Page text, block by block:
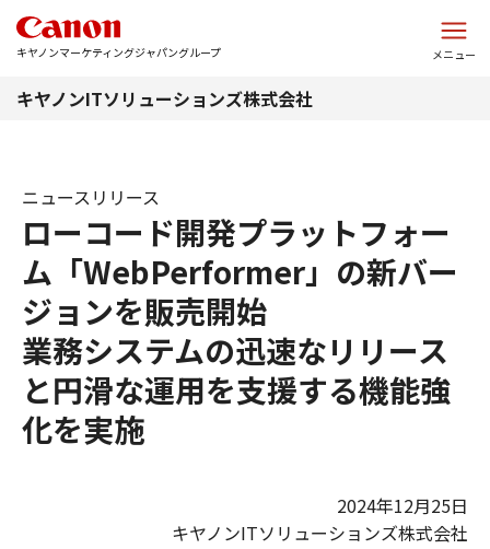
キヤノンマーケティングジャパングループ メニュー
キヤノンITソリューションズ株式会社
ローコード開発プラットフォー
ム「WebPerformer」の新バー
ジョンを販売開始
業務システムの迅速なリリース
と円滑な運用を支援する機能強
化を実施
ニュースリリース
2024年12月25日
キヤノンITソリューションズ株式会社